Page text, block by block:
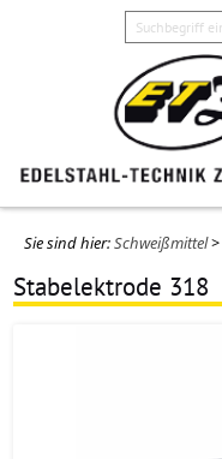
Sie sind hier:Schweißmittel>
Stabelektrode 318